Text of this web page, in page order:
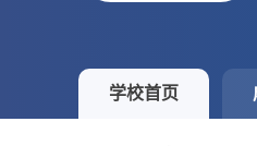
学校首页